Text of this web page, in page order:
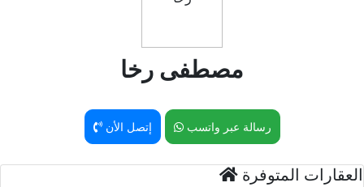
مصطفى رخا
إتصل الأن رسالة عبر واتسب
العقارات المتوفرة